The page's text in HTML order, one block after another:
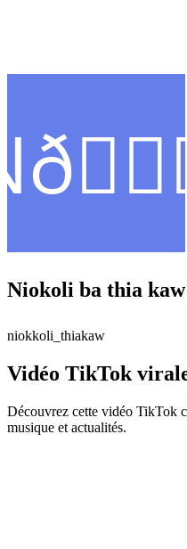
Niokoli ba thia
niokkoli_thiakaw
Vidéo TikTok
Découvrez cette vidéo TikTok
musique et actualités.